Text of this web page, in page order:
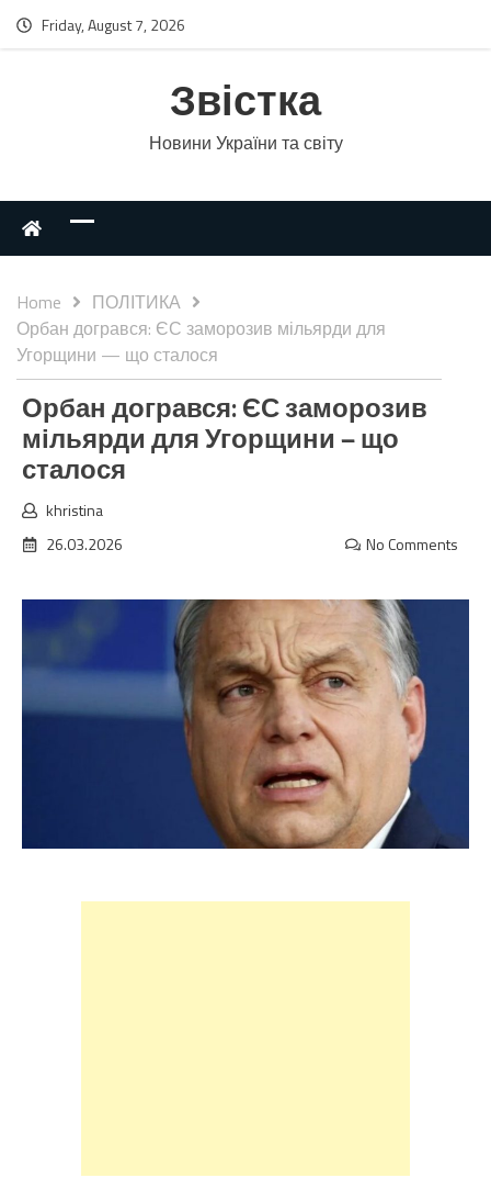
Friday, August 7, 2026
Звістка
Новини України та світу
Home
ПОЛІТИКА
Орбан догрався: ЄС заморозив мільярди для
Угорщини — що сталося
Орбан догрався: ЄС заморозив
мільярди для Угорщини — що
сталося
khristina
26.03.2026
No Comments